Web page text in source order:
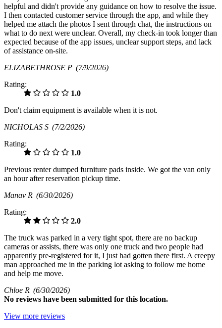
helpful and didn't provide any guidance on how to resolve the issue.
I then contacted customer service through the app, and while they
helped me attach the photos I sent through chat, the instructions on
what to do next were unclear. Overall, my check‑in took longer than
expected because of the app issues, unclear support steps, and lack
of assistance on-site.
ELIZABETHROSE P (7/9/2026)
Rating:
1.0
Don't claim equipment is available when it is not.
NICHOLAS S (7/2/2026)
Rating:
1.0
Previous renter dumped furniture pads inside. We got the van only
an hour after reservation pickup time.
Manav R (6/30/2026)
Rating:
2.0
The truck was parked in a very tight spot, there are no backup
cameras or assists, there was only one truck and two people had
apparently pre-registered for it, I just had gotten there first. A creepy
man approached me in the parking lot asking to follow me home
and help me move.
Chloe R (6/30/2026)
No reviews have been submitted for this location.
View more reviews